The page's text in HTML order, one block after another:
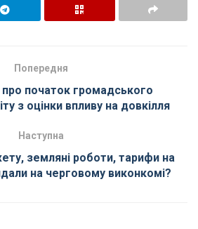
Попередня
початок громадського
з оцінки впливу на довкілля
Наступна
земляні роботи, тарифи на
на черговому виконкомі?